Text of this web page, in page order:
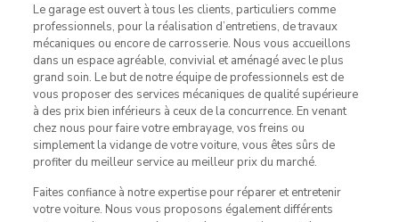
Le garage est ouvert à tous les clients, particuliers comme
professionnels, pour la réalisation d’entretiens, de travaux
mécaniques ou encore de carrosserie. Nous vous accueillons
dans un espace agréable, convivial et aménagé avec le plus
grand soin. Le but de notre équipe de professionnels est de
vous proposer des services mécaniques de qualité supérieure
à des prix bien inférieurs à ceux de la concurrence. En venant
chez nous pour faire votre embrayage, vos freins ou
simplement la vidange de votre voiture, vous êtes sûrs de
profiter du meilleur service au meilleur prix du marché.
Faites confiance à notre expertise pour réparer et entretenir
votre voiture. Nous vous proposons également différents